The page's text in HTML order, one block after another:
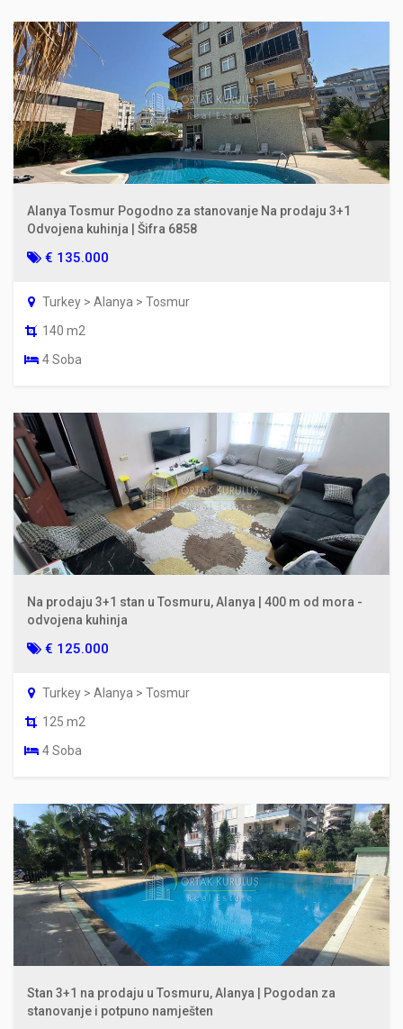
Alanya Tosmur Pogodno za stanovanje Na prodaju 3+1
Odvojena kuhinja | Šifra 6858
€ 135.000
Turkey > Alanya > Tosmur
140 m2
4 Soba
Na prodaju 3+1 stan u Tosmuru, Alanya | 400 m od mora -
odvojena kuhinja
€ 125.000
Turkey > Alanya > Tosmur
125 m2
4 Soba
Stan 3+1 na prodaju u Tosmuru, Alanya | Pogodan za
stanovanje i potpuno namješten